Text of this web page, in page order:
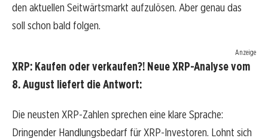
den aktuellen Seitwärtsmarkt aufzulösen. Aber genau das
soll schon bald folgen.
Anzeige
XRP: Kaufen oder verkaufen?! Neue XRP-Analyse vom
8. August liefert die Antwort:
Die neusten XRP-Zahlen sprechen eine klare Sprache:
Dringender Handlungsbedarf für XRP-Investoren. Lohnt sich